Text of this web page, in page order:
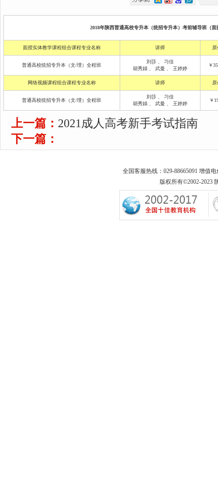
2018年陕西普通高校专升本（统招专升本）考前辅导班（
面授实体教学课程组合课程专业名称 讲师
普通高校统招专升本（文/理）全程班
刘莎
习佳
胡秀娟
武曼 王婷婷
￥
网络视频课程组合课程专业名称 讲师
普通高校统招专升本（文/理）全程班
刘莎
习佳
胡秀娟
武曼 王婷婷
￥
上一篇： 2021成人高考新手考试指南
下一篇：
全国客服热线：029-88665091 增值
版权所有©2002-2023